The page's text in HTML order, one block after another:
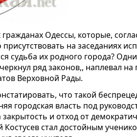
Одессы, которые,
на заседаниях
судьба их родного города?
ряд законов,, наплевал на
Верховной Рады.
что такой
городская власть под
и отход от
Костусев стал достойным